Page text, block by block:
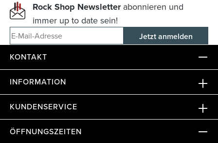
Rock Shop Newsletterabonnieren und
immer up to date sein!
E-Mail-Adresse
KONTAKT
INFORMATION
KUNDENSERVICE
ÖFFNUNGSZEITEN